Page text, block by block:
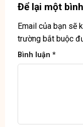
Để lại một
Email của bạn sẽ
trường bắt buộc
Bình luận *